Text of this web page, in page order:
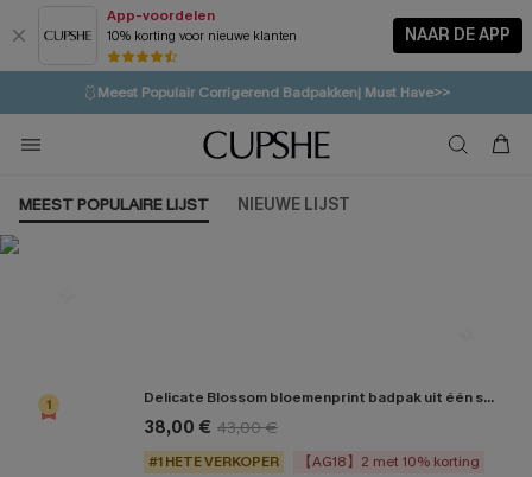
App-voordelen
10% korting voor nieuwe klanten NAAR DE APP
⚡️LAATSTE KANS | Tot 50% korting>>
🩱Meest Populair Corrigerend Badpakken| Must Have>>
💌Abonneer je & ontvang tot 15% korting>>
Koop 3, krijg 15% korting | CODE: SW15
MEEST POPULAIRE LIJST NIEUWE LIJST
1 Delicate Blossom bloemenprint badpak uit één stuk
38,00 € 43,00 €
#1 HETE VERKOPER 【AG18】2 met 10% korting